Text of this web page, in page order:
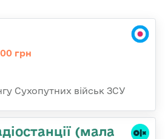
грн
Сухопутних військ ЗСУ
(мала